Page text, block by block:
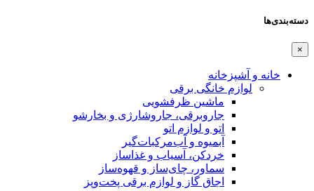
دسته‌بندی‌ها
×
خانه و آشپزخانه
لوازم خانگی برقی
ماشین ظرفشویی
جاروبرقی، جاروشارژی و بخارشو
اتو و لوازم اتو
آبمیوه و آب‌مرکبات‌گیر
خردکن، آسیاب و غذاساز
سماور، چای‌ساز و قهوه‌ساز
اجاق گاز و لوازم برقی پخت‌وپز